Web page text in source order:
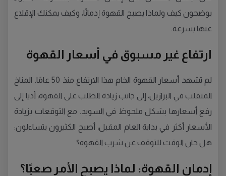
يوضحون كيف ولماذا يصبح القهوة إدمانًا، وكيف يمكنك الإقلاع
عنها بسرعة.
ارتفاع غير مسبوق في أسعار القهوة
لم تشهد أسعار القهوة الخام هذا الارتفاع منذ 50 عامًا. المناخ
المتقلب في البرازيل، إلى جانب زيادة الطلب على القهوة، أديا إلى
رفع أسعارها بشكل ملحوظ في السويد. مع التوقعات بزيادة
الأسعار أكثر في بداية العام المقبل، أصبح الكثيرون يتساءلون:
هل حان الوقت للتوقف عن شرب القهوة؟
إدمان القهوة: لماذا يصبح الأمر صعبًا؟